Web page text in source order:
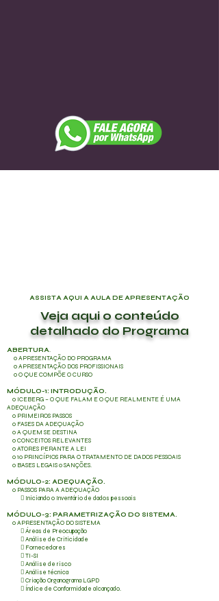
ASSISTA AQUI A AULA DE APRESENTAÇÃO
Veja aqui o conteúdo
detalhado do Programa
ABERTURA.
o APRESENTAÇÃO DO PROGRAMA
o APRESENTAÇÃO DOS PROFISSIONAIS
o O QUE COMPÕE O CURSO
MÓDULO-1: INTRODUÇÃO.
o ICEBERG – O QUE FALAM E O QUE REALMENTE É UMA
ADEQUAÇÃO
o PRIMEIROS PASSOS
o FASES DA ADEQUAÇÃO
o A QUEM SE DESTINA
o CONCEITOS RELEVANTES
o ATORES PERANTE A LEI
o 10 PRINCÍPIOS PARA O TRATAMENTO DE DADOS PESSOAIS
o BASES LEGAIS o SANÇÕES.
MÓDULO-2: ADEQUAÇÃO.
o PASSOS PARA A ADEQUAÇÃO
 Iniciando o Inventário de dados pessoais
MÓDULO-3: PARAMETRIZAÇÃO DO SISTEMA.
o APRESENTAÇÃO DO SISTEMA
 Áreas de Preocupação
 Análise de Criticidade
 Fornecedores
 TI-SI
 Análise de risco
 Análise técnica
 Criação Organograma LGPD
 Índice de Conformidade alcançado.